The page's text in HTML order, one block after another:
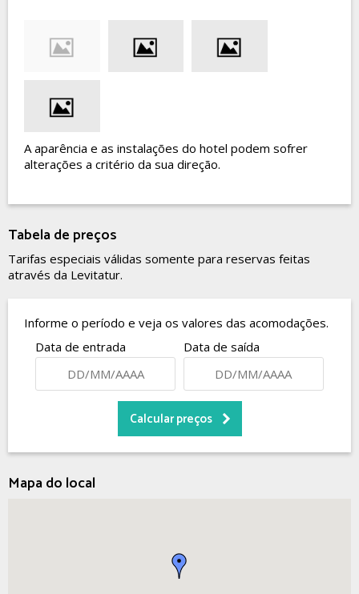
A aparência e as instalações do hotel podem sofrer
alterações a critério da sua direção.
Tabela de preços
Tarifas especiais válidas somente para reservas feitas
através da Levitatur.
Informe o período e veja os valores das acomodações.
Data de entrada
Data de saída
Mapa do local